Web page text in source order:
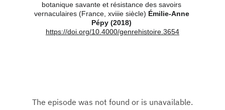
botanique savante et résistance des savoirs
vernaculaires (France, xviiie siècle) Émilie-Anne
Pépy (2018)
https://doi.org/10.4000/genrehistoire.3654